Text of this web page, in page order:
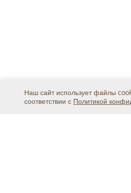
Наш сайт использует файлы
соответствии с Политикой